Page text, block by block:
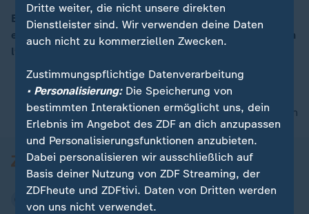
00:16
Ein Tiefdruckausläufer bringt kleine Schauer und
eventuell auch Gewitter. Die Tageshöchsttemperaturen
liegen dabei zwischen 12 und 22 Grad.
nach oben
Dritte weiter, die nicht unsere direkten
Dienstleister sind. Wir verwenden deine Daten
auch nicht zu kommerziellen Zwecken.
Zustimmungspflichtige Datenverarbeitung
• Personalisierung:Die Speicherung von
bestimmten Interaktionen ermöglicht uns, dein
Erlebnis im Angebot des ZDF an dich anzupassen
und Personalisierungsfunktionen anzubieten.
Dabei personalisieren wir ausschließlich auf
Basis deiner Nutzung von ZDF Streaming, der
ZDFheute und ZDFtivi. Daten von Dritten werden
von uns nicht verwendet.